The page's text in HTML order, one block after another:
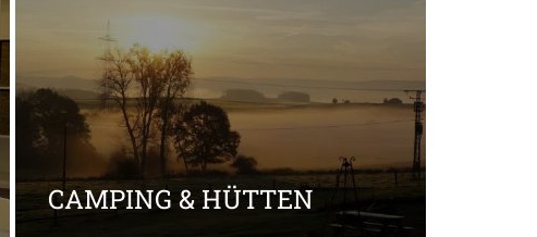
CAMPING & HÜTTEN